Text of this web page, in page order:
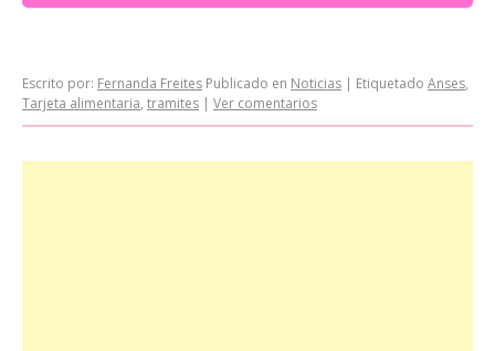
Escrito por: Fernanda Freites Publicado en Noticias | Etiquetado Anses,
Tarjeta alimentaria, tramites | Ver comentarios